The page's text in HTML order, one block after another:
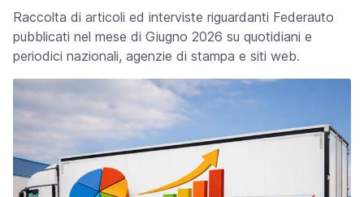
Raccolta di articoli ed interviste riguardanti Federauto
pubblicati nel mese di Giugno 2026 su quotidiani e
periodici nazionali, agenzie di stampa e siti web.